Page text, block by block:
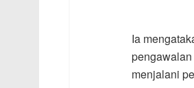
Ia
menjalani